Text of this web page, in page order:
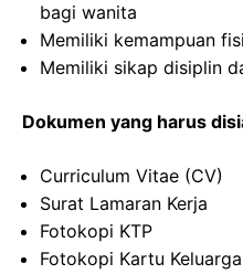
bagi wanita
Memiliki kemampuan
Memiliki sikap disiplin
Dokumen yang harus
Curriculum Vitae (CV)
Surat Lamaran Kerja
Fotokopi KTP
Fotokopi Kartu